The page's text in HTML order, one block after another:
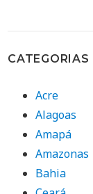
CATEGORIAS
Acre
Alagoas
Amapá
Amazonas
Bahia